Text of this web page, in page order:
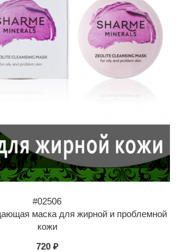
#02506
маска для жирной и проблемной
кожи
720 ₽